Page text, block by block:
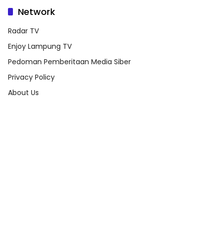
Network
Radar TV
Enjoy Lampung TV
Pedoman Pemberitaan Media Siber
Privacy Policy
About Us